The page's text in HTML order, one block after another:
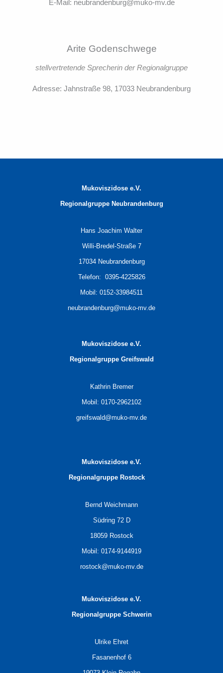
E-Mail: neubrandenburg@muko-mv.de
Arite Godenschwege
stellvertretende Sprecherin der Regionalgruppe
Adresse: Jahnstraße 98, 17033 Neubrandenburg
Mukoviszidose e.V.
RegionalgruppeNeubrandenburg
Hans Joachim Walter
Willi-Bredel-Straße 7
17034 Neubrandenburg
Telefon: 0395-4225826
Mobil: 0152-33984511
neubrandenburg@muko-mv.de
Mukoviszidose e.V.
Regionalgruppe Greifswald
Kathrin Bremer
Mobil: 0170-2962102
greifswald@muko-mv.de
Mukoviszidose e.V.
Regionalgruppe Rostock
Bernd Weichmann
Südring 72 D
18059 Rostock
Mobil: 0174-9144919
rostock@muko-mv.de
Mukoviszidose e.V.
Regionalgruppe Schwerin
Ulrike Ehret
Fasanenhof 6